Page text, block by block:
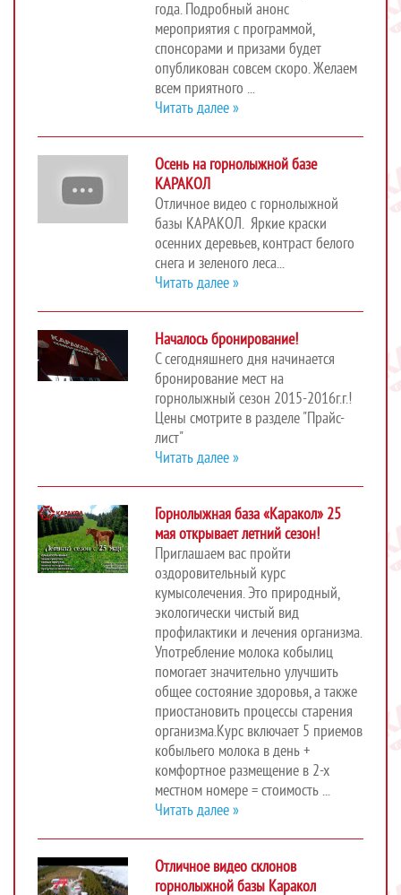
года. Подробный анонс
мероприятия с программой,
спонсорами и призами будет
опубликован совсем скоро. Желаем
всем приятного ...
Читать далее »
Осень на горнолыжной базе
КАРАКОЛ
Отличное видео с горнолыжной
базы КАРАКОЛ. Яркие краски
осенних деревьев, контраст белого
снега и зеленого леса...
Читать далее »
Началось бронирование!
С сегодняшнего дня начинается
бронирование мест на
горнолыжный сезон 2015-2016г.г.!
Цены смотрите в разделе "Прайс-
лист"
Читать далее »
Горнолыжная база «Каракол» 25
мая открывает летний сезон!
Приглашаем вас пройти
оздоровительный курс
кумысолечения. Это природный,
экологически чистый вид
профилактики и лечения организма.
Употребление молока кобылиц
помогает значительно улучшить
общее состояние здоровья, а также
приостановить процессы старения
организма.Курс включает 5 приемов
кобыльего молока в день +
комфортное размещение в 2-х
местном номере = стоимость ...
Читать далее »
Отличное видео склонов
горнолыжной базы Каракол